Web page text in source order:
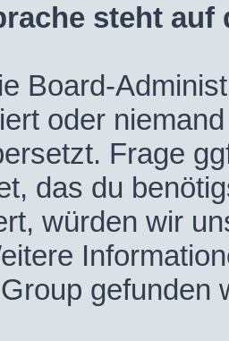
steht
Board-
oder
Frage
das du
würden wir
gefunden